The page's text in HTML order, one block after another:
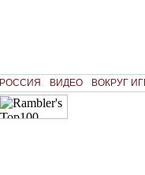
РОССИЯ ВИДЕО ВОКРУГ